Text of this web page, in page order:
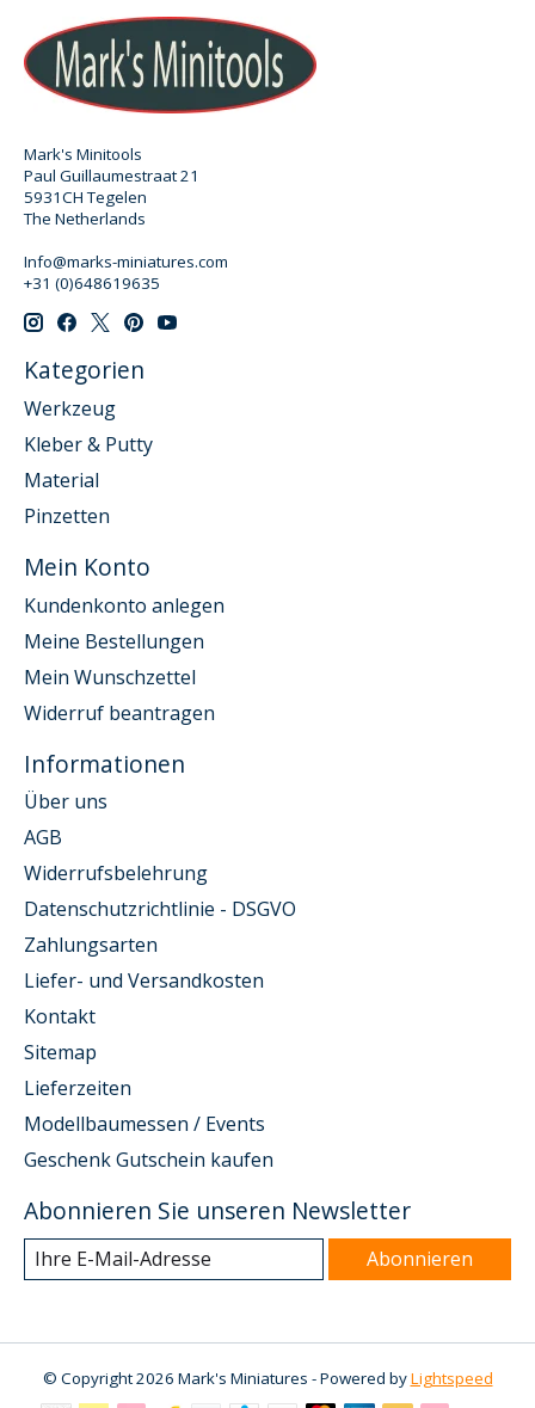
Mark's Minitools
Paul Guillaumestraat 21
5931CH Tegelen
The Netherlands
Info@marks-miniatures.com
+31 (0)648619635
Kategorien
Werkzeug
Kleber & Putty
Material
Pinzetten
Mein Konto
Kundenkonto anlegen
Meine Bestellungen
Mein Wunschzettel
Widerruf beantragen
Informationen
Über uns
AGB
Widerrufsbelehrung
Datenschutzrichtlinie - DSGVO
Zahlungsarten
Liefer- und Versandkosten
Kontakt
Sitemap
Lieferzeiten
Modellbaumessen / Events
Geschenk Gutschein kaufen
Abonnieren Sie unseren Newsletter
Abonnieren
© Copyright 2026 Mark's Miniatures - Powered byLightspeed